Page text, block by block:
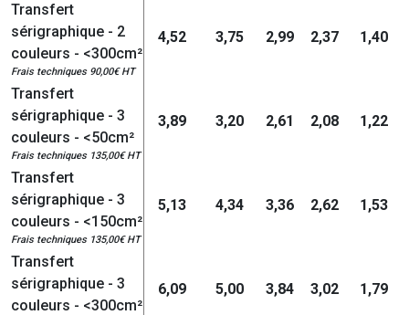
Transfert
sérigraphique - 2
couleurs - <300cm²
Frais techniques 90,00€ HT
4,52 3,75 2,99 2,37 1,40
Transfert
sérigraphique - 3
couleurs - <50cm²
Frais techniques 135,00€ HT
3,89 3,20 2,61 2,08 1,22
Transfert
sérigraphique - 3
couleurs - <150cm²
Frais techniques 135,00€ HT
5,13 4,34 3,36 2,62 1,53
Transfert
sérigraphique - 3
couleurs - <300cm²
6,09 5,00 3,84 3,02 1,79